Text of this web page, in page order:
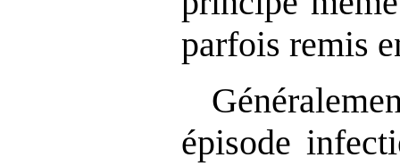
parfois remis
épisode